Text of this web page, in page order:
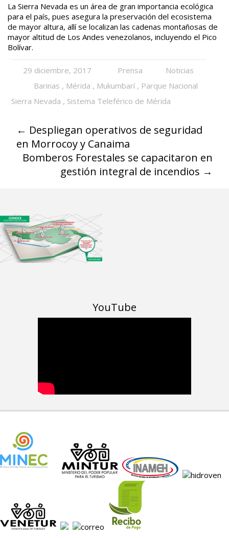
La Sierra Nevada es un área de gran importancia ecológica
para el país, pues asegura la preservación del ecosistema
de mayor altura, allí se localizan las cadenas montañosas de
mayor altitud de Los Andes venezolanos, incluyendo el Pico
Bolívar.
29 diciembre, 2017 Prensa
Noticias
Barinas , Mérida , Mukumbarí , Parque Nacional
Sierra Nevada , Sistema Teleférico de Mérida
← Despliegan operativos de seguridad
en Morrocoy y Canaima
Bomberos Forestales se capacitaron en
gestión integral de incendios →
YouTube